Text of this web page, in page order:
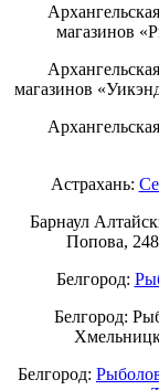
магазинов
магазинов
Астрахань:
Барнаул
Попова,
Белгород:
Белгород:
Белгород: